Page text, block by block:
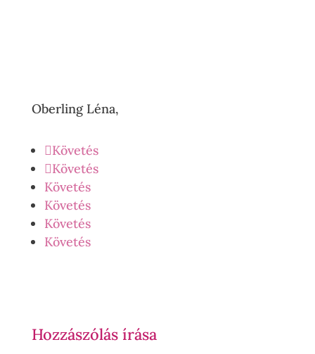
Oberling Léna,
Követés
Követés
Követés
Követés
Követés
Követés
Hozzászólás írása